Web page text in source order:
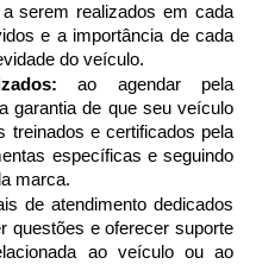
serem realizados em cada
e a importância de cada
do veículo.
ao agendar pela
garantia de que seu veículo
treinados e certificados pela
específicas e seguindo
marca.
de atendimento dedicados
questões e oferecer suporte
ao veículo ou ao